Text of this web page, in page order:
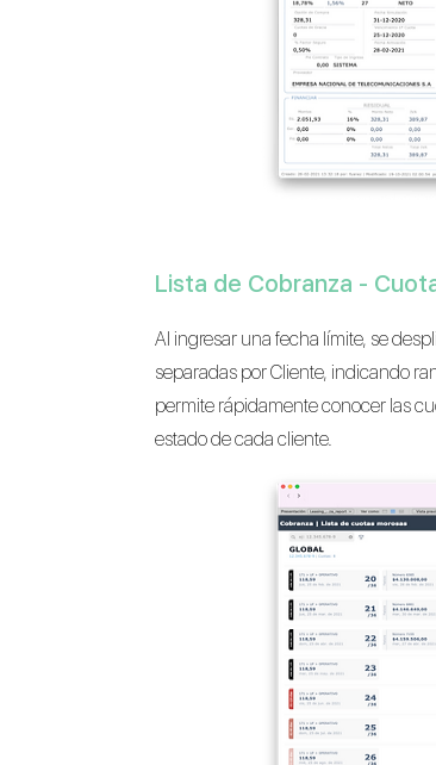
Lista de Cobranza -
Al ingresar una fecha límite, se
separadas por Cliente, indicando
permite rápidamente conocer las
estado de cada cliente.